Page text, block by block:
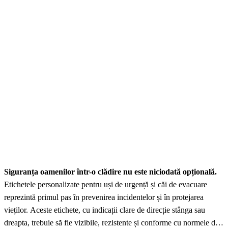
Siguranța oamenilor într-o clădire nu este niciodată opțională.
Etichetele personalizate pentru uși de urgență și căi de evacuare
reprezintă primul pas în prevenirea incidentelor și în protejarea
vieților. Aceste etichete, cu indicații clare de direcție stânga sau
dreapta, trebuie să fie vizibile, rezistente și conforme cu normele de